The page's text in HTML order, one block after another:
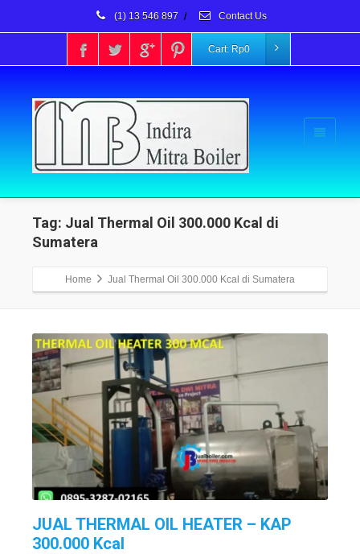
(1) 13 546 897 / Contact Us
Cart: Rp0
Tag: Jual Thermal Oil 300.000 Kcal di
Sumatera
Home Jual Thermal Oil 300.000 Kcal di Sumatera
JUAL THERMAL OIL HEATER – KAP
300.000 Kcal